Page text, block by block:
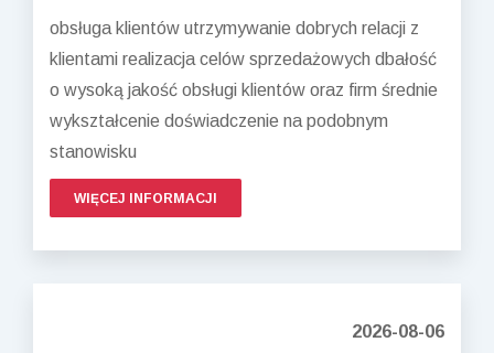
obsługa klientów utrzymywanie dobrych relacji z
klientami realizacja celów sprzedażowych dbałość
o wysoką jakość obsługi klientów oraz firm średnie
wykształcenie doświadczenie na podobnym
stanowisku
WIĘCEJ INFORMACJI
2026-08-06